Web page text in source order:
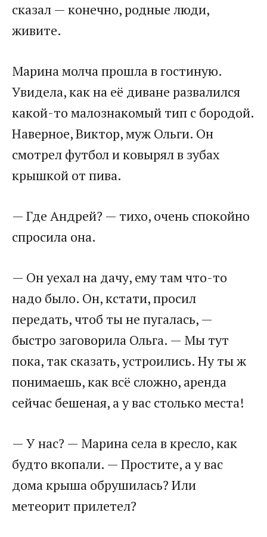
сказал — конечно, родные люди,
живите.
Марина молча прошла в гостиную.
Увидела, как на её диване развалился
какой-то малознакомый тип с бородой.
Наверное, Виктор, муж Ольги. Он
смотрел футбол и ковырял в зубах
крышкой от пива.
— Где Андрей? — тихо, очень спокойно
спросила она.
— Он уехал на дачу, ему там что-то
надо было. Он, кстати, просил
передать, чтоб ты не пугалась, —
быстро заговорила Ольга. — Мы тут
пока, так сказать, устроились. Ну ты ж
понимаешь, как всё сложно, аренда
сейчас бешеная, а у вас столько места!
— У нас? — Марина села в кресло, как
будто вкопали. — Простите, а у вас
дома крыша обрушилась? Или
метеорит прилетел?